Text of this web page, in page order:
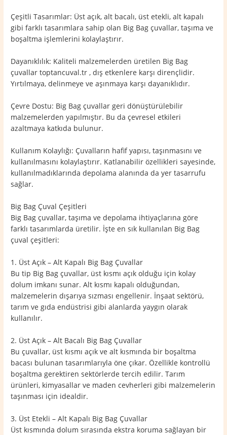
Çeşitli Tasarımlar: Üst açık, alt bacalı, üst etekli, alt kapalı
gibi farklı tasarımlara sahip olan Big Bag çuvallar, taşıma ve
boşaltma işlemlerini kolaylaştırır.
Dayanıklılık: Kaliteli malzemelerden üretilen Big Bag
çuvallar toptancuval.tr , dış etkenlere karşı dirençlidir.
Yırtılmaya, delinmeye ve aşınmaya karşı dayanıklıdır.
Çevre Dostu: Big Bag çuvallar geri dönüştürülebilir
malzemelerden yapılmıştır. Bu da çevresel etkileri
azaltmaya katkıda bulunur.
Kullanım Kolaylığı: Çuvalların hafif yapısı, taşınmasını ve
kullanılmasını kolaylaştırır. Katlanabilir özellikleri sayesinde,
kullanılmadıklarında depolama alanında da yer tasarrufu
sağlar.
Big Bag Çuval Çeşitleri
Big Bag çuvallar, taşıma ve depolama ihtiyaçlarına göre
farklı tasarımlarda üretilir. İşte en sık kullanılan Big Bag
çuval çeşitleri:
1. Üst Açık – Alt Kapalı Big Bag Çuvallar
Bu tip Big Bag çuvallar, üst kısmı açık olduğu için kolay
dolum imkanı sunar. Alt kısmı kapalı olduğundan,
malzemelerin dışarıya sızması engellenir. İnşaat sektörü,
tarım ve gıda endüstrisi gibi alanlarda yaygın olarak
kullanılır.
2. Üst Açık – Alt Bacalı Big Bag Çuvallar
Bu çuvallar, üst kısmı açık ve alt kısmında bir boşaltma
bacası bulunan tasarımlarıyla öne çıkar. Özellikle kontrollü
boşaltma gerektiren sektörlerde tercih edilir. Tarım
ürünleri, kimyasallar ve maden cevherleri gibi malzemelerin
taşınması için idealdir.
3. Üst Etekli – Alt Kapalı Big Bag Çuvallar
Üst kısmında dolum sırasında ekstra koruma sağlayan bir